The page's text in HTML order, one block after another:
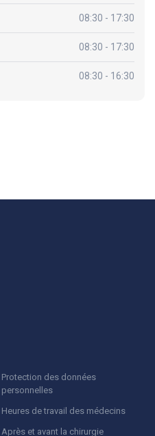
08:30 - 17:30
08:30 - 17:30
08:30 - 16:30
Protection des données
personnelles
Heures de travail des médecins
Après et avant la chirurgie